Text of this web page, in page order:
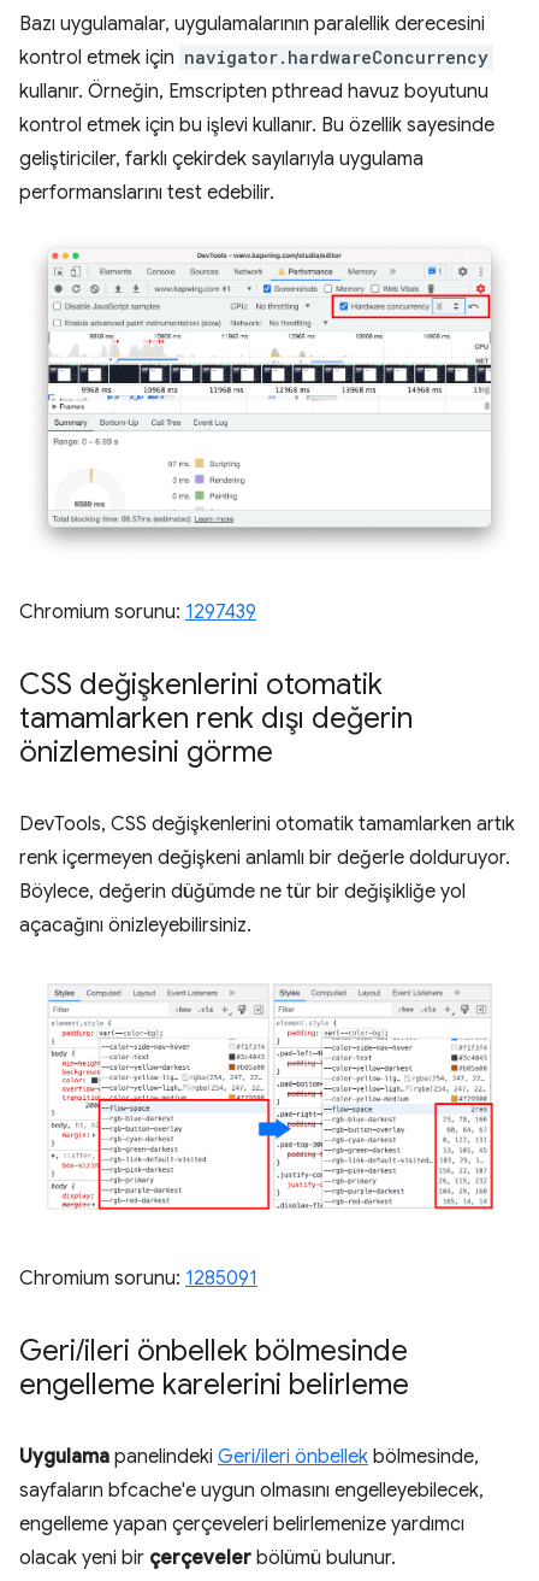
Bazı uygulamalar, uygulamalarının paralellik derecesini
kontrol etmek için navigator.hardwareConcurrency
kullanır. Örneğin, Emscripten pthread havuz boyutunu
kontrol etmek için bu işlevi kullanır. Bu özellik sayesinde
geliştiriciler, farklı çekirdek sayılarıyla uygulama
performanslarını test edebilir.
Chromium sorunu: 1297439
CSS değişkenlerini otomatik
tamamlarken renk dışı değerin
önizlemesini görme
DevTools, CSS değişkenlerini otomatik tamamlarken artık
renk içermeyen değişkeni anlamlı bir değerle dolduruyor.
Böylece, değerin düğümde ne tür bir değişikliğe yol
açacağını önizleyebilirsiniz.
Chromium sorunu: 1285091
Geri/ileri önbellek bölmesinde
engelleme karelerini belirleme
Uygulama panelindeki Geri/ileri önbellek bölmesinde,
sayfaların bfcache'e uygun olmasını engelleyebilecek,
engelleme yapan çerçeveleri belirlemenize yardımcı
olacak yeni bir çerçeveler bölümü bulunur.